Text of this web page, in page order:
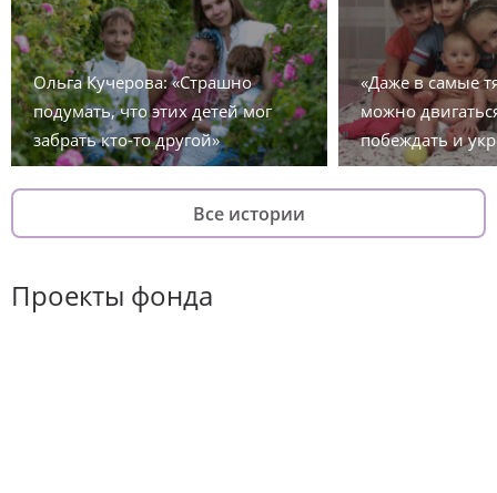
Ольга Кучерова: «Страшно
подумать, что этих детей мог
забрать кто-то другой»
«Даже в самые
можно
побеждать и
Все истории
Проекты фонда